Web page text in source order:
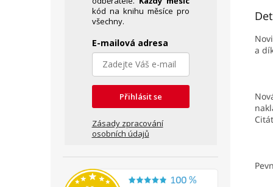
kód na knihu měsíce pro
všechny.
E-mailová adresa
Přihlásit se
Zásady zpracování
osobních údajů
a